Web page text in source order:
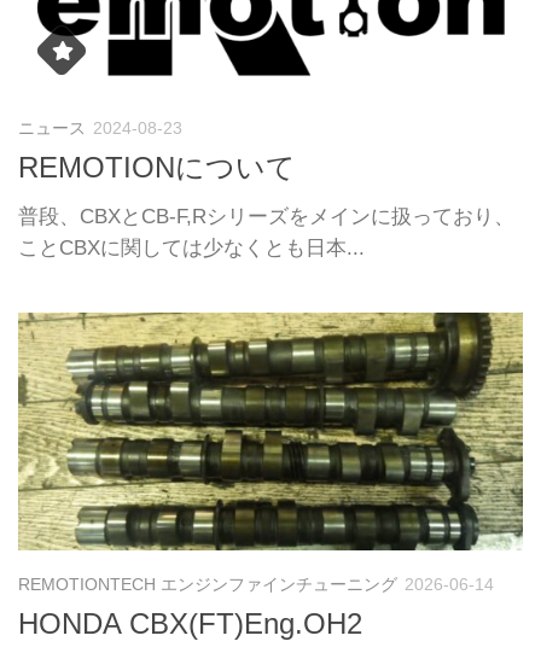
ニュース 2024-08-23
REMOTIONについて
普段、CBXとCB-F,Rシリーズをメインに扱っており、
ことCBXに関しては少なくとも日本...
REMOTIONTECH エンジンファインチューニング 2026-06-14
HONDA CBX(FT)Eng.OH2